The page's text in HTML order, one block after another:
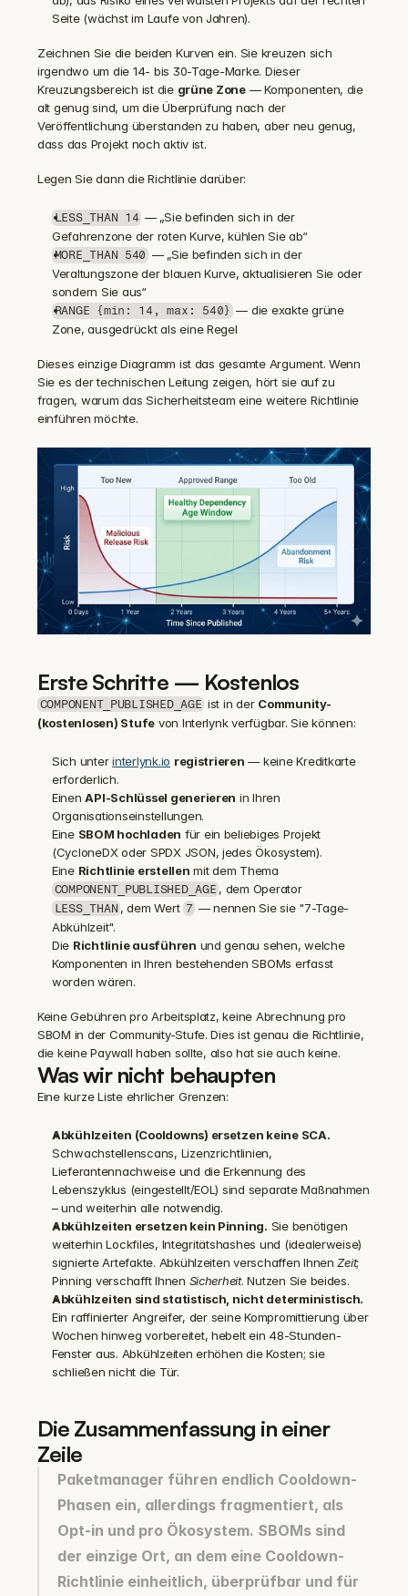
Seite (wächst im Laufe von Jahren).
Zeichnen Sie die beiden Kurven ein. Sie kreuzen sich
irgendwo um die 14- bis 30-Tage-Marke. Dieser
Kreuzungsbereich ist die grüne Zone — Komponenten, die
alt genug sind, um die Überprüfung nach der
Veröffentlichung überstanden zu haben, aber neu genug,
dass das Projekt noch aktiv ist.
Legen Sie dann die Richtlinie darüber:
LESS_THAN 14 — „Sie befinden sich in der
Gefahrenzone der roten Kurve, kühlen Sie ab“
MORE_THAN 540 — „Sie befinden sich in der
Veraltungszone der blauen Kurve, aktualisieren Sie oder
sondern Sie aus“
RANGE {min: 14, max: 540} — die exakte grüne
Zone, ausgedrückt als eine Regel
Dieses einzige Diagramm ist das gesamte Argument. Wenn
Sie es der technischen Leitung zeigen, hört sie auf zu
fragen, warum das Sicherheitsteam eine weitere Richtlinie
einführen möchte.
Erste Schritte — Kostenlos
COMPONENT_PUBLISHED_AGE ist in der Community-
(kostenlosen) Stufe von Interlynk verfügbar. Sie können:
Sich unter interlynk.io registrieren — keine Kreditkarte
erforderlich.
Einen API-Schlüssel generieren in Ihren
Organisationseinstellungen.
Eine SBOM hochladen für ein beliebiges Projekt
(CycloneDX oder SPDX JSON, jedes Ökosystem).
Eine Richtlinie erstellen
COMPONENT_PUBLISHED_AGE , dem Operator
LESS_THAN, dem Wert 7 — nennen Sie sie "7-Tage-
Abkühlzeit".
Die Richtlinie ausführen und genau sehen, welche
Komponenten in Ihren bestehenden SBOMs erfasst
worden wären.
Keine Gebühren pro Arbeitsplatz, keine Abrechnung pro
SBOM in der Community-Stufe. Dies ist genau die Richtlinie,
die keine Paywall haben sollte, also hat sie auch keine.
Was wir nicht behaupten
Eine kurze Liste ehrlicher Grenzen:
Abkühlzeiten (Cooldowns) ersetzen keine SCA.
Schwachstellenscans, Lizenzrichtlinien,
Lieferantennachweise und die Erkennung des
Lebenszyklus (eingestellt/EOL) sind separate Maßnahmen
– und weiterhin alle notwendig.
Abkühlzeiten ersetzen kein Pinning. Sie benötigen
weiterhin Lockfiles, Integritätshashes und (idealerweise)
signierte Artefakte. Abkühlzeiten verschaffen Ihnen Zeit;
Pinning verschafft Ihnen Sicherheit. Nutzen Sie beides.
Abkühlzeiten sind statistisch, nicht deterministisch.
Ein raffinierter Angreifer, der seine Kompromittierung über
Wochen hinweg vorbereitet, hebelt ein 48-Stunden-
Fenster aus. Abkühlzeiten erhöhen die Kosten; sie
schließen nicht die Tür.
Die Zusammenfassung in einer
Zeile
Paketmanager führen endlich Cooldown-
Phasen ein, allerdings fragmentiert, als
Opt-in und pro Ökosystem. SBOMs sind
der einzige Ort, an dem eine Cooldown-
Richtlinie einheitlich, überprüfbar und für